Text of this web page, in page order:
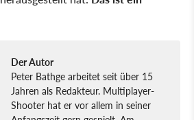
Der Autor
Peter Bathge arbeitet seit über 15
Jahren als Redakteur. Multiplayer-
Shooter hat er vor allem in seiner